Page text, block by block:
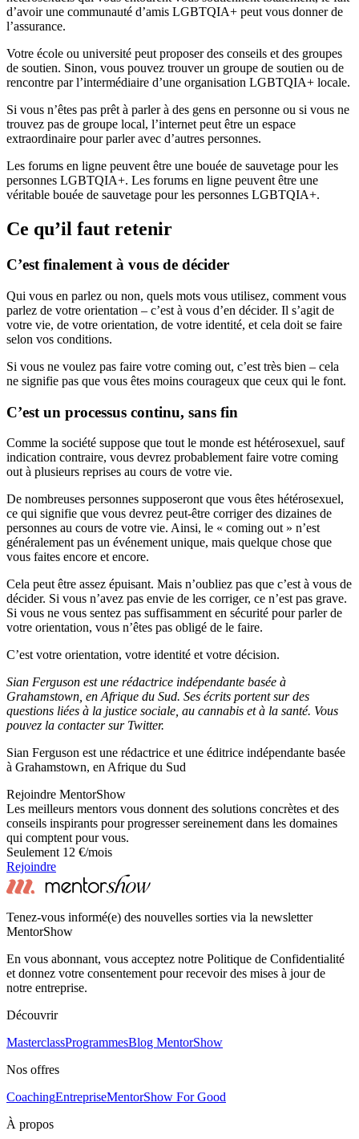
d’avoir une communauté d’amis LGBTQIA+ peut vous donner de
l’assurance.
Votre école ou université peut proposer des conseils et des groupes
de soutien. Sinon, vous pouvez trouver un groupe de soutien ou de
rencontre par l’intermédiaire d’une organisation LGBTQIA+ locale.
Si vous n’êtes pas prêt à parler à des gens en personne ou si vous ne
trouvez pas de groupe local, l’internet peut être un espace
extraordinaire pour parler avec d’autres personnes.
Les forums en ligne peuvent être une bouée de sauvetage pour les
personnes LGBTQIA+. Les forums en ligne peuvent être une
véritable bouée de sauvetage pour les personnes LGBTQIA+.
Ce qu’il faut retenir
C’est finalement à vous de décider
Qui vous en parlez ou non, quels mots vous utilisez, comment vous
parlez de votre orientation – c’est à vous d’en décider. Il s’agit de
votre vie, de votre orientation, de votre identité, et cela doit se faire
selon vos conditions.
Si vous ne voulez pas faire votre coming out, c’est très bien – cela
ne signifie pas que vous êtes moins courageux que ceux qui le font.
C’est un processus continu, sans fin
Comme la société suppose que tout le monde est hétérosexuel, sauf
indication contraire, vous devrez probablement faire votre coming
out à plusieurs reprises au cours de votre vie.
De nombreuses personnes supposeront que vous êtes hétérosexuel,
ce qui signifie que vous devrez peut-être corriger des dizaines de
personnes au cours de votre vie. Ainsi, le « coming out » n’est
généralement pas un événement unique, mais quelque chose que
vous faites encore et encore.
Cela peut être assez épuisant. Mais n’oubliez pas que c’est à vous de
décider. Si vous n’avez pas envie de les corriger, ce n’est pas grave.
Si vous ne vous sentez pas suffisamment en sécurité pour parler de
votre orientation, vous n’êtes pas obligé de le faire.
C’est votre orientation, votre identité et votre décision.
Sian Ferguson est une rédactrice indépendante basée à
Grahamstown, en Afrique du Sud. Ses écrits portent sur des
questions liées à la justice sociale, au cannabis et à la santé. Vous
pouvez la contacter sur Twitter.
Sian Ferguson est une rédactrice et une éditrice indépendante basée
à Grahamstown, en Afrique du Sud
Rejoindre MentorShow
Les meilleurs mentors vous donnent des solutions concrètes et des
conseils inspirants pour progresser sereinement dans les domaines
qui comptent pour vous.
Seulement 12 €/mois
Rejoindre
Tenez-vous informé(e) des nouvelles sorties via la newsletter
MentorShow
En vous abonnant, vous acceptez notre Politique de Confidentialité
et donnez votre consentement pour recevoir des mises à jour de
notre entreprise.
Découvrir
MasterclassProgrammesBlog MentorShow
Nos offres
CoachingEntrepriseMentorShow For Good
À propos